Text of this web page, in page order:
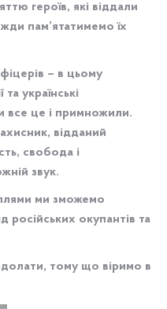
героїв, які віддали
пам’ятатимемо їх
– в цьому
українські
все це і примножили.
відданий
свобода і
звук.
ми зможемо
російських окупантів та
тому що віримо в